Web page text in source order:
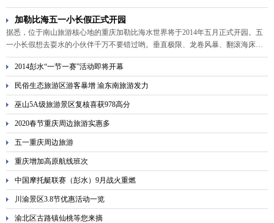
加勒比海五一小长假正式开园
据悉，位于南山旅游核心地的重庆加勒比海水世界将于2014年五月正式开园。五
一小长假想去耍水的小伙伴千万不要错过哟。垂直极限、龙卷风暴、翻滚海床等
等惊险刺激的水上有游玩项目应有尽有，保证你玩畅快。
2014彭水“一节一赛”活动即将开幕
民俗生态旅游区游客暴增 渝东南旅游发力
巫山5A级旅游景区复核喜获978高分
2020春节重庆周边旅游实惠多
五一重庆周边旅游
重庆增加高原航线班次
中国摩托艇联赛（彭水）9月战火重燃
川渝景区3.8节优惠活动一览
渝北区古路镇仙桃等您来摘